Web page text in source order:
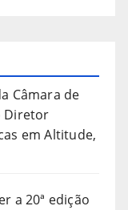
Câmara de
Diretor
em Altitude,
a 20ª edição